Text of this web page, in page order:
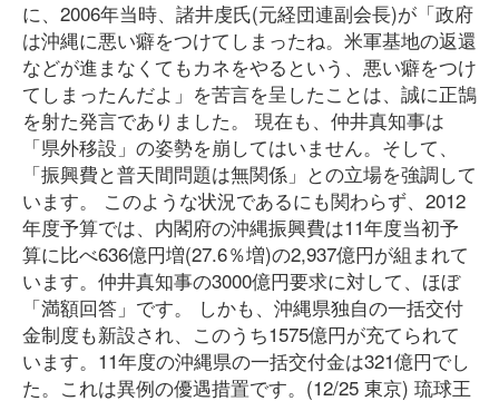
に、2006年当時、諸井虔氏(元経団連副会長)が「政府
は沖縄に悪い癖をつけてしまったね。米軍基地の返還
などが進まなくてもカネをやるという、悪い癖をつけ
てしまったんだよ」を苦言を呈したことは、誠に正鵠
を射た発言でありました。 現在も、仲井真知事は
「県外移設」の姿勢を崩してはいません。そして、
「振興費と普天間問題は無関係」との立場を強調して
います。 このような状況であるにも関わらず、2012
年度予算では、内閣府の沖縄振興費は11年度当初予
算に比べ636億円増(27.6％増)の2,937億円が組まれて
います。仲井真知事の3000億円要求に対して、ほぼ
「満額回答」です。 しかも、沖縄県独自の一括交付
金制度も新設され、このうち1575億円が充てられて
います。11年度の沖縄県の一括交付金は321億円でし
た。これは異例の優遇措置です。(12/25 東京) 琉球王